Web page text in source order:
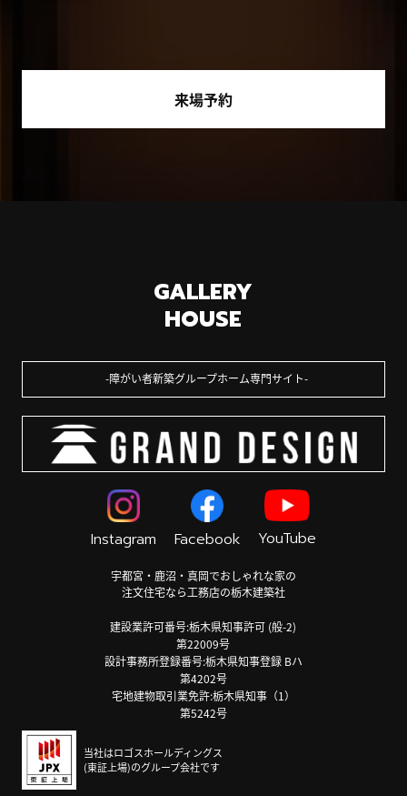
来場予約
GALLERY
HOUSE
障がい者新築グループホーム専門サイト
Instagram Facebook YouTube
宇都宮・鹿沼・真岡でおしゃれな家の
注文住宅なら工務店の栃木建築社
建設業許可番号:栃木県知事許可 (般-2)
第22009号
設計事務所登録番号:栃木県知事登録 Bハ
第4202号
宅地建物取引業免許:栃木県知事（1）
第5242号
当社はロゴスホールディングス
(東証上場)のグループ会社です